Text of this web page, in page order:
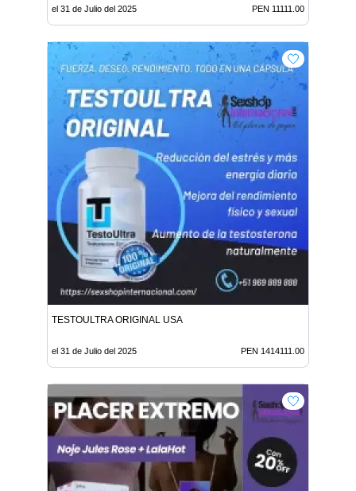
el 31 de Julio del 2025 PEN 11111.00
TESTOULTRA ORIGINAL USA
el 31 de Julio del 2025 PEN 1414111.00